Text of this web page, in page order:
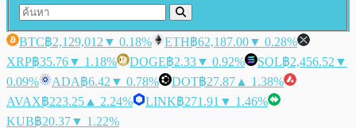
BTC฿2,129,012 ▼ 0.18% ETH฿62,187.00▼ 0.28%
XRP฿35.76▼ 1.18% DOGE฿2.33▼ 0.92% SOL฿2,456.52 ▼
0.09%
ADA฿6.42 ▼ 0.78% DOT฿27.87 ▲ 1.38%
AVAX฿223.25 ▲ 2.24% LINK฿271.91 ▼ 1.46%
KUB฿20.37▼ 1.22%